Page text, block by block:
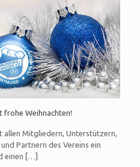
frohe Weihnachten!
allen Mitgliedern, Unterstützern,
Partnern des Vereins ein
einen […]